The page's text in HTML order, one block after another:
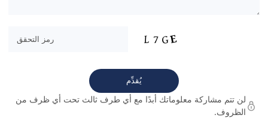
لن تتم مشاركة معلوماتك أبدًا مع أي طرف ثالث تحت أي ظرف من
الظروف.